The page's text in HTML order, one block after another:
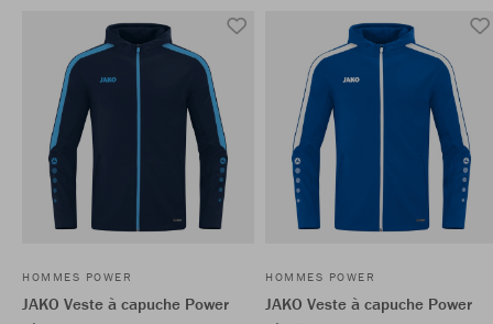
HOMMES POWER
JAKO Veste à capuche Power
HOMMES POWER
JAKO Veste à capuche Power